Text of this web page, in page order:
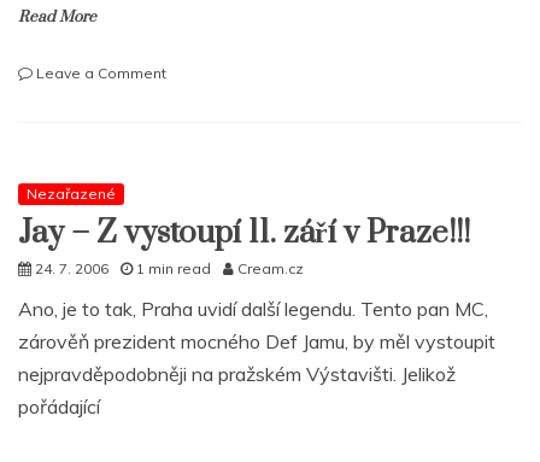
Read More
Leave a Commenton
Nezařazené
Jay – Z vystoupí 11. září v Praze!!!
24. 7. 2006 1 min read Cream.cz
Ano, je to tak, Praha uvidí další legendu. Tento pan MC,
zárověň prezident mocného Def Jamu, by měl vystoupit
nejpravděpodobněji na pražském Výstavišti. Jelikož
pořádající